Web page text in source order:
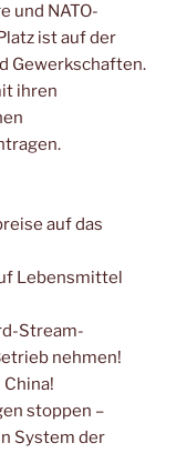
und NATO-
ist auf der
Gewerkschaften.
ihren
auf das
Lebensmittel
Stream-
nehmen!
China!
stoppen –
System der